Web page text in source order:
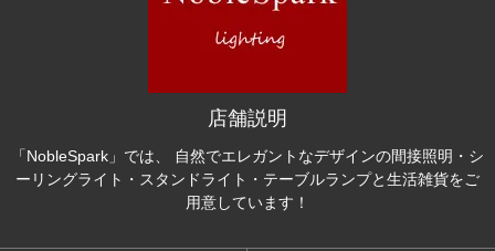
店舗説明
「NobleSpark」では、 自然でエレガントなデザインの間接照明・シ
ーリングライト・スタンドライト・テーブルランプと生活雑貨をご
用意しています！